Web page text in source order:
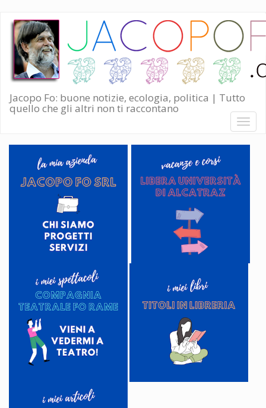
Salta
contenuto
principale
Jacopo Fo: buone notizie, ecologia, politica | Tutto
quello che gli altri non ti raccontano
Toggle